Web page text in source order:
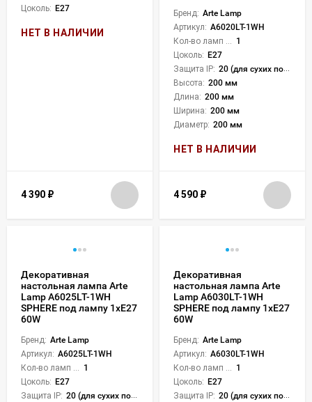
Цоколь: E27
НЕТ В НАЛИЧИИ
4 390 ₽
Бренд: Arte Lamp
Артикул: A6020LT-1WH
1
Цоколь: E27
Защита IP: 20 (для сухих пом.)
Высота: 200 мм
Длина: 200 мм
Ширина: 200 мм
Диаметр: 200 мм
НЕТ В НАЛИЧИИ
4 590 ₽
Декоративная
настольная лампа Arte
Lamp A6025LT-1WH
SPHERE под лампу 1xE27
60W
Бренд: Arte Lamp
Артикул: A6025LT-1WH
1
Цоколь: E27
Защита IP: 20 (для сухих пом.)
Декоративная
настольная лампа Arte
Lamp A6030LT-1WH
SPHERE под лампу 1xE27
60W
Бренд: Arte Lamp
Артикул: A6030LT-1WH
1
Цоколь: E27
Защита IP: 20 (для сухих пом.)